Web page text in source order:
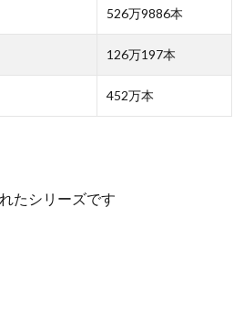
526万9886本
126万197本
452万本
たシリーズです